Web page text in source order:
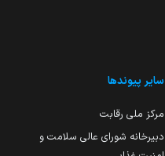
سایر پیوندها
مرکز ملی رقابت
دبیرخانه شورای عالی سلامت و